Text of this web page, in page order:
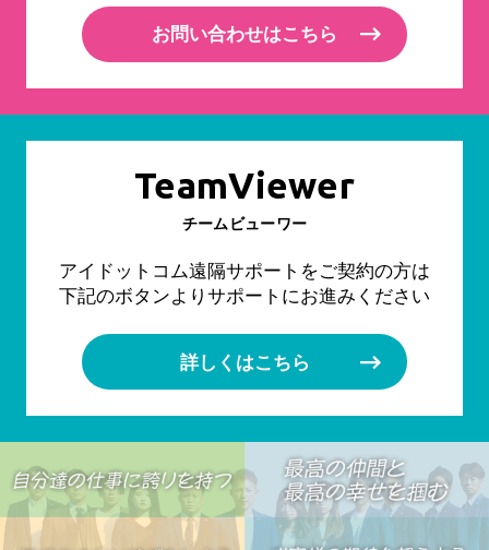
お問い合わせはこちら
TeamViewer
チームビューワー
アイドットコム遠隔サポートをご契約の方は
下記のボタンよりサポートにお進みください
詳しくはこちら